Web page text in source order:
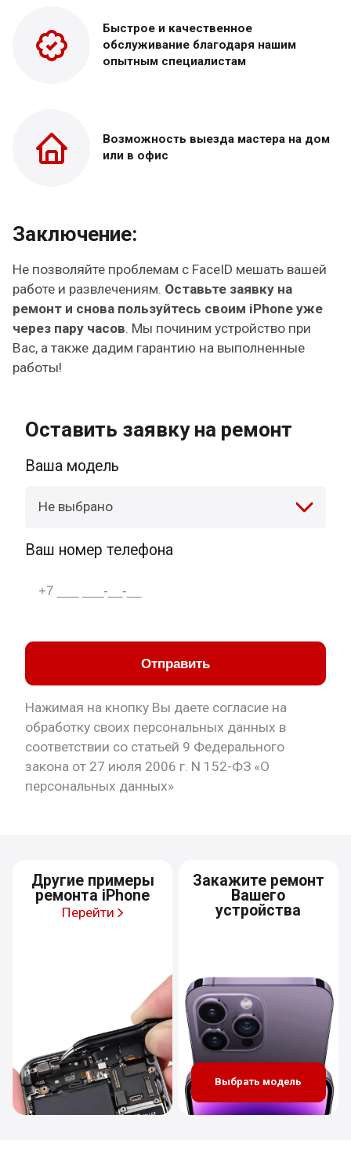
Быстрое и качественное
обслуживание благодаря нашим
опытным специалистам
Возможность выезда мастера на дом
или в офис
Заключение:
Не позволяйте проблемам с FaceID мешать вашей
работе и развлечениям. Оставьте заявку на
ремонт и снова пользуйтесь своим iPhone уже
через пару часов. Мы починим устройство при
Вас, а также дадим гарантию на выполненные
работы!
Оставить заявку на ремонт
Ваша модель
Не выбрано
Ваш номер телефона
Отправить
Нажимая на кнопку Вы даете согласие на
обработку своих персональных данных в
соответствии со статьей 9 Федерального
закона от 27 июля 2006 г. N 152-ФЗ «О
персональных данных»
Другие примеры
ремонта iPhone
Перейти
Закажите ремонт
Вашего
устройства
Выбрать модель